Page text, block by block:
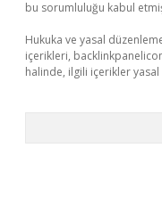
bu sorumluluğu kabul
Hukuka ve yasal
içerikleri,
halinde, ilgili içerikler yasal